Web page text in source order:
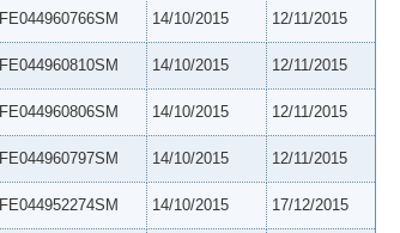
FE044960766SM 14/10/2015 12/11/2015
FE044960810SM 14/10/2015 12/11/2015
FE044960806SM 14/10/2015 12/11/2015
FE044960797SM 14/10/2015 12/11/2015
FE044952274SM 14/10/2015 17/12/2015